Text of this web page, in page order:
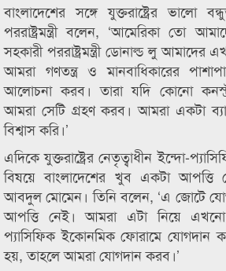
বাংলাদেশের সঙ্গে যুক্তরাষ্ট্রের ভালো
পররাষ্ট্রমন্ত্রী বলেন, ‘আমেরিকা তো
সহকারী পররাষ্ট্রমন্ত্রী ডোনাল্ড লু আমাদের
আমরা গণতন্ত্র ও মানবাধিকারের
আলোচনা করব। তারা যদি কোনো
আমরা সেটি গ্রহণ করব। আমরা একটা
বিশ্বাস করি।’
এদিকে যুক্তরাষ্ট্রের নেতৃত্বাধীন ইন্দো-
বিষয়ে বাংলাদেশের খুব একটা আপত্তি
আবদুল মোমেন। তিনি বলেন, ‘এ জোটে
আপত্তি নেই। আমরা এটা নিয়ে এখনো
প্যাসিফিক ইকোনমিক ফোরামে যোগদান
হয়, তাহলে আমরা যোগদান করব।’